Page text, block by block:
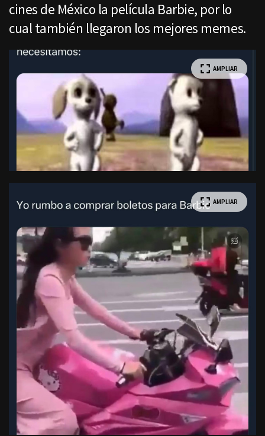
cines de México la película Barbie, por lo
cual también llegaron los mejores memes.
AMPLIAR
AMPLIAR